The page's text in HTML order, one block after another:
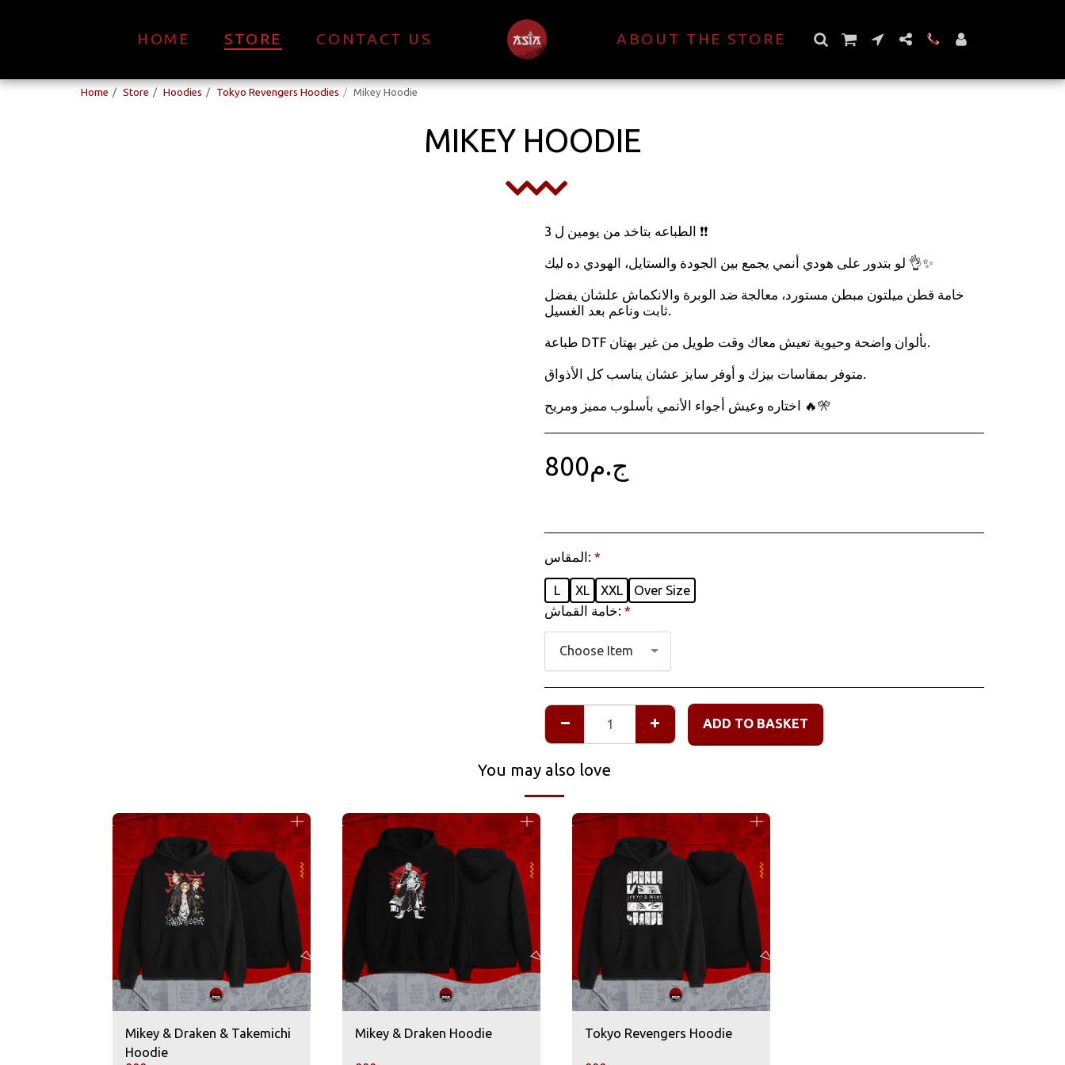
HOME STORE CONTACT US ABOUT THE STORE
Home Store Hoodies Tokyo Revengers Hoodies Mikey Hoodie
MIKEY HOODIE
الطباعه بتاخد من يومين ل 3 ❗❗
لو بتدور على هودي أنمي يجمع بين الجودة والستايل، الهودي ده ليك 👌✨
خامة قطن ميلتون مبطن مستورد، معالجة ضد الوبرة والانكماش علشان يفضل
ثابت وناعم بعد الغسيل.
طباعة DTF بألوان واضحة وحيوية تعيش معاك وقت طويل من غير بهتان.
متوفر بمقاسات بيزك و أوفر سايز عشان يناسب كل الأذواق.
اختاره وعيش أجواء الأنمي بأسلوب مميز ومريح 🔥🎌
ج.م800
المقاس: *
L XL XXL
Over Size
خامة القماش: *
Choose Item
ADD TO BASKET
You may also love
Mikey & Draken & Takemichi
Hoodie
Mikey & Draken Hoodie Tokyo Revengers Hoodie